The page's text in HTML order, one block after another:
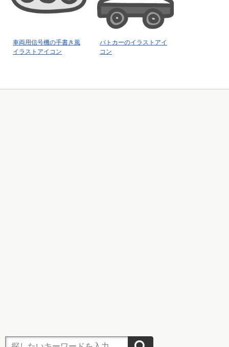
車両用信号機の手書き風
イラストアイコン
パトカーのイラストアイ
コン